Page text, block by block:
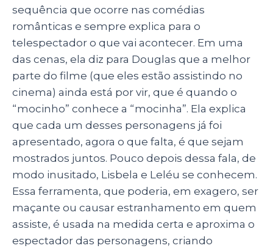
sequência que ocorre nas comédias
românticas e sempre explica para o
telespectador o que vai acontecer. Em uma
das cenas, ela diz para Douglas que a melhor
parte do filme (que eles estão assistindo no
cinema) ainda está por vir, que é quando o
“mocinho” conhece a “mocinha”. Ela explica
que cada um desses personagens já foi
apresentado, agora o que falta, é que sejam
mostrados juntos. Pouco depois dessa fala, de
modo inusitado, Lisbela e Leléu se conhecem.
Essa ferramenta, que poderia, em exagero, ser
maçante ou causar estranhamento em quem
assiste, é usada na medida certa e aproxima o
espectador das personagens, criando